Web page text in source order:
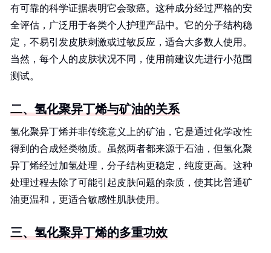
有可靠的科学证据表明它会致癌。这种成分经过严格的安
全评估，广泛用于各类个人护理产品中。它的分子结构稳
定，不易引发皮肤刺激或过敏反应，适合大多数人使用。
当然，每个人的皮肤状况不同，使用前建议先进行小范围
测试。
二、氢化聚异丁烯与矿油的关系
氢化聚异丁烯并非传统意义上的矿油，它是通过化学改性
得到的合成烃类物质。虽然两者都来源于石油，但氢化聚
异丁烯经过加氢处理，分子结构更稳定，纯度更高。这种
处理过程去除了可能引起皮肤问题的杂质，使其比普通矿
油更温和，更适合敏感性肌肤使用。
三、氢化聚异丁烯的多重功效